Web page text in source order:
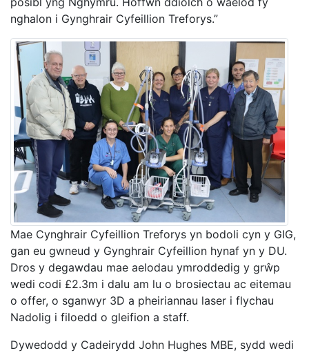
nghalon i Gynghrair Cyfeillion Treforys.”
Mae Cynghrair Cyfeillion Treforys yn bodoli cyn y GIG,
gan eu gwneud y Gynghrair Cyfeillion hynaf yn y DU.
Dros y degawdau mae aelodau ymroddedig y grŵp
wedi codi £2.3m i dalu am lu o brosiectau ac eitemau
o offer, o sganwyr 3D a pheiriannau laser i flychau
Nadolig i filoedd o gleifion a staff.
Dywedodd y Cadeirydd John Hughes MBE, sydd wedi